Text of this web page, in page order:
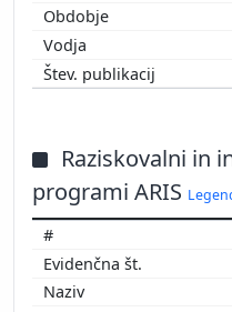
Raziskovalni in
programi ARIS